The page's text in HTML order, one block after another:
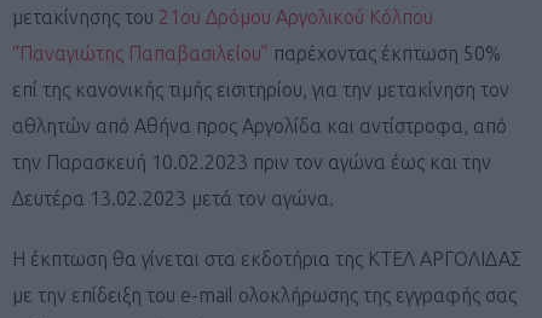
μετακίνησης του 21ου Δρόμου Αργολικού Κόλπου
“Παναγιώτης Παπαβασιλείου” παρέχοντας έκπτωση 50%
επί της κανονικής τιμής εισιτηρίου, για την μετακίνηση τον
αθλητών από Αθήνα προς Αργολίδα και αντίστροφα, από
την Παρασκευή 10.02.2023 πριν τον αγώνα έως και την
Δευτέρα 13.02.2023 μετά τον αγώνα.
Η έκπτωση θα γίνεται στα εκδοτήρια της ΚΤΕΛ ΑΡΓΟΛΙΔΑΣ
με την επίδειξη του e-mail ολοκλήρωσης της εγγραφής σας